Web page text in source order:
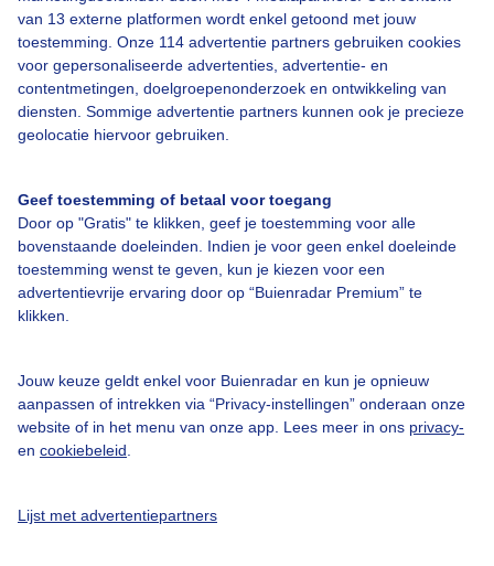
van 13 externe platformen wordt enkel getoond met jouw
toestemming. Onze 114 advertentie partners gebruiken cookies
voor gepersonaliseerde advertenties, advertentie- en
contentmetingen, doelgroepenonderzoek en ontwikkeling van
diensten. Sommige advertentie partners kunnen ook je precieze
geolocatie hiervoor gebruiken.
Geef toestemming of betaal voor toegang
Door op "Gratis" te klikken, geef je toestemming voor alle
bovenstaande doeleinden. Indien je voor geen enkel doeleinde
toestemming wenst te geven, kun je kiezen voor een
advertentievrije ervaring door op “Buienradar Premium” te
klikken.
Jouw keuze geldt enkel voor Buienradar en kun je opnieuw
aanpassen of intrekken via “Privacy-instellingen” onderaan onze
website of in het menu van onze app. Lees meer in ons privacy-
en cookiebeleid
Lijst met advertentiepartners
Over Buienradar
Veelgestelde vragen
Contact
Toegankelijkheid
Buienradar Team
Privacy beleid
Privacy instellingen